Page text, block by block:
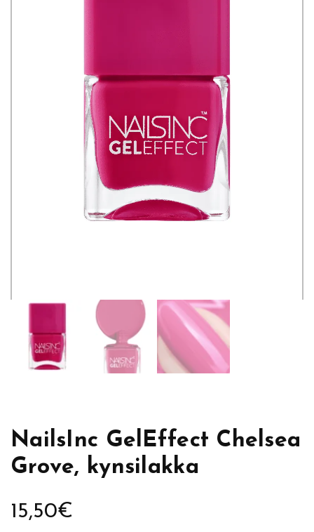
NailsInc GelEffect Chelsea
Grove, kynsilakka
15,50€